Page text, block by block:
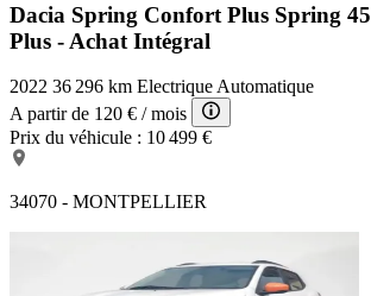
Dacia Spring Confort Plus Spring
Plus - Achat Intégral
2022 36 296 km Electrique Automatique
A partir de 120 € / mois
Prix du véhicule : 10 499 €
34070 - MONTPELLIER